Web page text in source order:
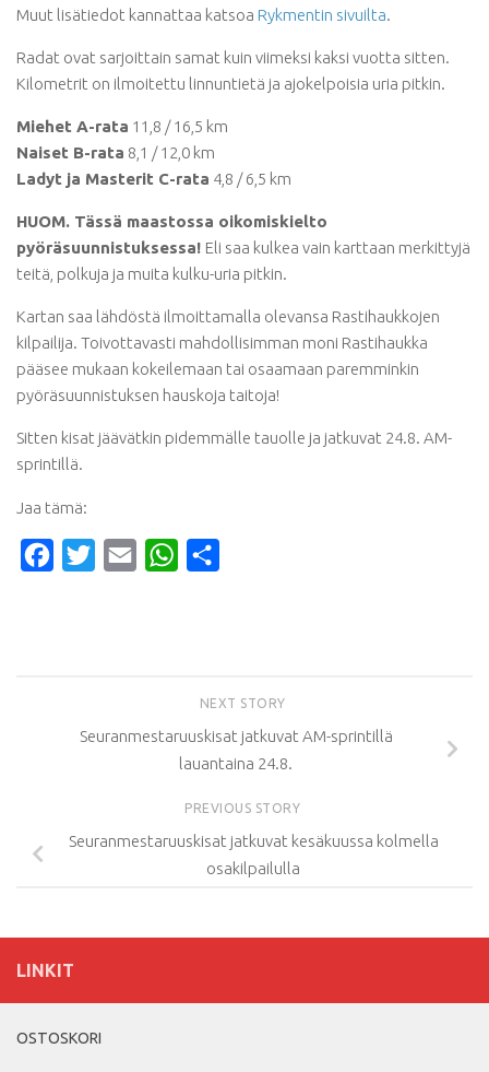
Muut lisätiedot kannattaa katsoa Rykmentin sivuilta.
Radat ovat sarjoittain samat kuin viimeksi kaksi vuotta sitten.
Kilometrit on ilmoitettu linnuntietä ja ajokelpoisia uria pitkin.
Miehet A-rata 11,8 / 16,5 km
Naiset B-rata 8,1 / 12,0 km
Ladyt ja Masterit C-rata 4,8 / 6,5 km
HUOM. Tässä maastossa oikomiskielto
pyöräsuunnistuksessa! Eli saa kulkea vain karttaan merkittyjä
teitä, polkuja ja muita kulku-uria pitkin.
Kartan saa lähdöstä ilmoittamalla olevansa Rastihaukkojen
kilpailija. Toivottavasti mahdollisimman moni Rastihaukka
pääsee mukaan kokeilemaan tai osaamaan paremminkin
pyöräsuunnistuksen hauskoja taitoja!
Sitten kisat jäävätkin pidemmälle tauolle ja jatkuvat 24.8. AM-
sprintillä.
Jaa tämä:
FacebookTwitterEmail WhatsApp
NEXT STORY
Seuranmestaruuskisat jatkuvat AM-sprintillä
lauantaina 24.8.
PREVIOUS STORY
Seuranmestaruuskisat jatkuvat kesäkuussa kolmella
osakilpailulla
LINKIT
OSTOSKORI